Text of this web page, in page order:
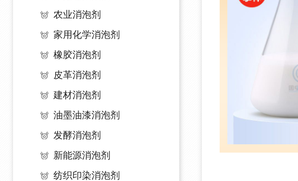
农业消泡剂
家用化学消泡剂
橡胶消泡剂
皮革消泡剂
建材消泡剂
油墨油漆消泡剂
发酵消泡剂
新能源消泡剂
纺织印染消泡剂